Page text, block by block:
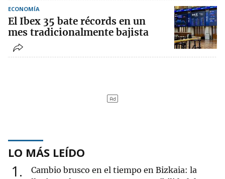
ECONOMÍA
El Ibex 35 bate récords en un
mes tradicionalmente bajista
LO MÁS LEÍDO
1
Cambio brusco en el tiempo en Bizkaia: la